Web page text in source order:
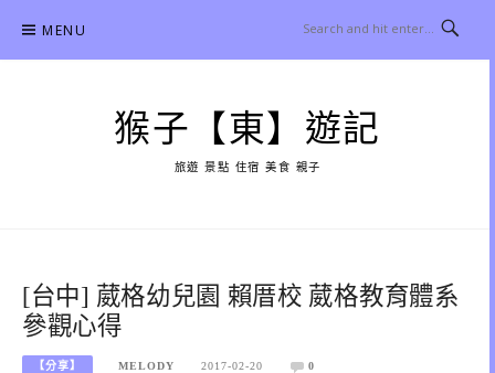
content
MENU
猴子【東】遊記
旅遊 景點 住宿 美食 親子
[台中] 葳格幼兒園 賴厝校 葳格教育體系
參觀心得
【分享】 MELODY 2017-02-20 0